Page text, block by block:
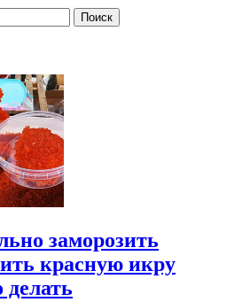
заморозить
красную икру
делать